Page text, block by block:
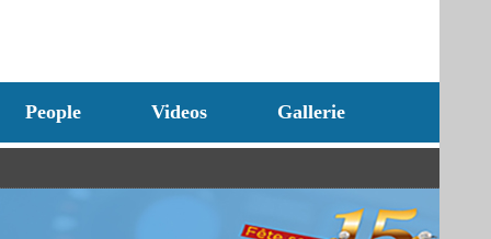
People Videos Gallerie